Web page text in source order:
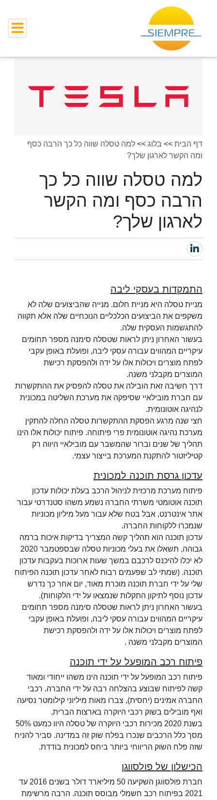
דף הבית >> בלוג >> למה טסלה שווה כל כך הרבה כסף
ומה הקשר לארגון שלך?
למה טסלה שווה כל כך
הרבה כסף ומה הקשר
לארגון שלך?
התמקדות בעסקי ליבה
מניית טסלה היא מניית חלום. מנייה שהביצועים שלה לא
משקפים את הביצועים הכלכליים הנוכחיים שלה אלא תקווה
להתגשמות העסקית שלה.
בעשור האחרון ניתן לראות שטסלה סימנה מספר תחומים
עיקריים המהווים עבורה עסקי ליבה, ופועלת באופן עקבי
לפתח מוצרים ויכולות אלו על ידה ולהפסקת רכישת
המוצרים מקבלני משנה.
דרך חשיבה זאת הובילה את טסלה להפסיק את ההתקשרות
עם חברת מובילאיי שסיפקה את מערכת השליטה במכונית
לנהיגה אוטונומית.
חצי שנה מרגע הפסקת ההתקשרות טסלה החלה להתקין
מערכת נהיגה אוטונומית פרי פיתוחה. פיתוח יכולות אלו הינו
תהליך של שנים וברור שהמשבר עם מובילאיי היווה רק
קטיליזטור להתקנת המערכת בייצור עצמי.
עדכון גרסת תוכנה למכונית
פיתוח מערכת מרכזית לניהול הרכב בעלת יכולות עדכון
תוכנה אוטומטי משרתי החברה נשמע משהו סטנדרטי עבור
אתר אינטרנט, אבל בטח שלא עבור מעל מיליון מכוניות
שנמכרו ללקוחות החברה.
עדכון תוכנה הוא תהליך קשה המצריך בדיקות איכות ברמה
גבוהה, תשאלו את בעלי מכוניות טסלה שבספטמבר 2020
לא יכלו להיכנס לרכבם במשך שעות ארוכות בעקבות עדכון
תוכנה. (שמתי לב שפעמים רבות לאחר עדכון תוכנה הפיתוח
שלי על ידי חברת תוכנה מוכרת מאוד, יום אחר כך נדרש
עדכון נוסף לתיקון התקלות שנמצאו על ידי הלקוחות).
בעשור האחרון ניתן לראות שטסלה סימנה מספר תחומים
עיקריים המהווים עבורה עסקי ליבה, ופועלת באופן עקבי
לפתח מוצרים ויכולות אלו על ידה ולהפסקת רכישת
המוצרים מקבלני משנה .
פיתוח רכב המופעל על ידי תוכנה
פיתוח רכב המופעל על ידי תוכנה הינו משהו ייחודי ומאוד
קשה לפיתוח שבוצע בהצלחה רבה על ידי החברה. רכבי
החברה אמינים (יחסית), צברו מאות מיליוני קילומטר נסיעה
ואף מובילים בשוק רכבי היוקרה בארצות הברית.
בשנת 2020 מכירות רכבי היוקרה של טסלה היוו כמעט 50%
מסך כלל הרכבים שנכרו בפלח שוק זה במדינה. סביר להניח
שזה פלח השוק הריווחי ביותר ביחס למכונית בודדת.
הכישלון של פולסווגן
חברת פולסווגן השקיעה 50 מיליארד דולר בשנים 2016 עד
2021 בפיתוח רכב חשמלי מבוסס תוכנה. הרבה מרשימת